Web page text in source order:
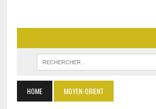
HOME MOYEN-ORIENT